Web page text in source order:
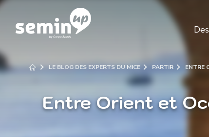
LE BLOG DES EXPERTS DU MICE PARTIR ENTRE
Entre Orient et